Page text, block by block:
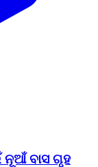
ନୂଆଁ ବାସ ଗୃହ